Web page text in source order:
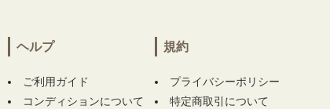
ヘルプ
ご利用ガイド
コンディションについて
規約
プライバシーポリシー
特定商取引について